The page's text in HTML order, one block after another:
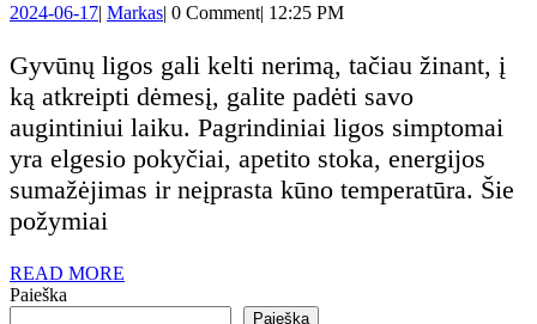
2024-06-172024-
17
| MarkasMarkas
| 0 Comment| 12:25 PM
Gyvūnų ligos gali kelti nerimą, tačiau žinant, į
ką atkreipti dėmesį, galite padėti savo
augintiniui laiku. Pagrindiniai ligos simptomai
yra elgesio pokyčiai, apetito stoka, energijos
sumažėjimas ir neįprasta kūno temperatūra. Šie
požymiai
READ MORE
Paieška
Paieška